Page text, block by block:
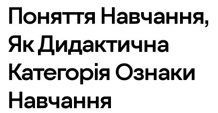
Поняття Навчання,
Як Дидактична
Категорія Ознаки
Навчання